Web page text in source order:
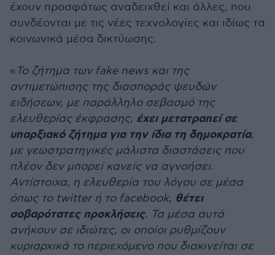
έχουν προσφάτως αναδειχθεί και άλλες, που
συνδέονται με τις νέες τεχνολογίες και ιδίως τα
κοινωνικά μέσα δικτύωσης.
« Το ζήτημα των fake news και της
αντιμετώπισης της διασποράς ψευδών
ειδήσεων, με παράλληλο σεβασμό της
ελευθερίας έκφρασης, έχει μετατραπεί σε
υπαρξιακό ζήτημα για την ίδια τη δημοκρατία,
με γεωστρατηγικές μάλιστα διαστάσεις που
πλέον δεν μπορεί κανείς να αγνοήσει.
Αντίστοιχα, η ελευθερία του λόγου σε μέσα
όπως το twitter ή το facebook, θέτει
σοβαρότατες προκλήσεις. Τα μέσα αυτά
ανήκουν σε ιδιώτες, οι οποίοι ρυθμίζουν
κυριαρχικά το περιεχόμενο που διακινείται σε